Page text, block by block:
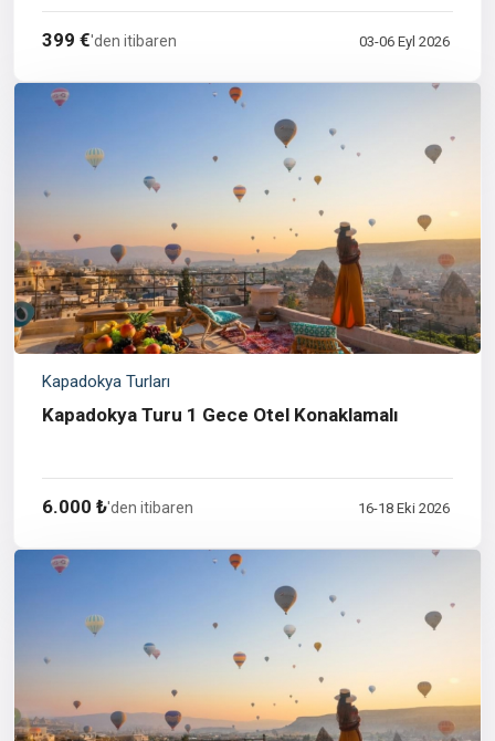
399 €'den itibaren 03-06 Eyl 2026
Kapadokya Turları
Kapadokya Turu 1 Gece Otel Konaklamalı
6.000 ₺'den itibaren 16-18 Eki 2026